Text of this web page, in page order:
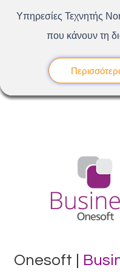
Υπηρεσίες Τεχνητής
που κάνουν τη
Onesoft |